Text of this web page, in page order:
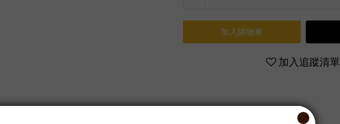
加入購物車
加入追蹤清單